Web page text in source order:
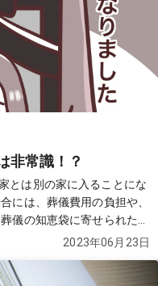
非常識！？
とは別の家に入ることにな
には、葬儀費用の負担や、
儀の知恵袋に寄せられた質
2023年06月23日